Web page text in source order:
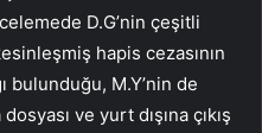
D.G’nin çeşitli
hapis cezasının
bulunduğu, M.Y’nin de
ve yurt dışına çıkış